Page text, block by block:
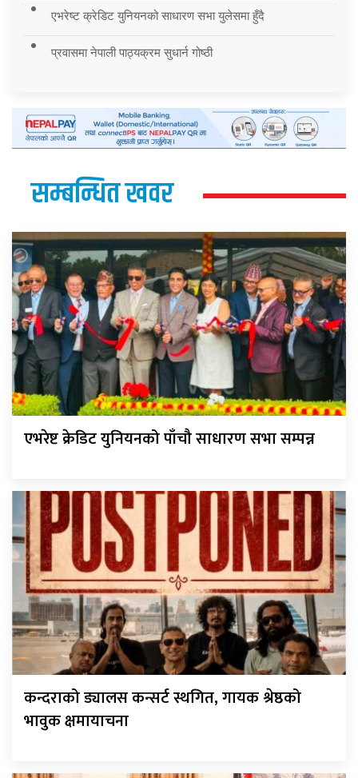
एभरेष्ट क्रेडिट युनियनको साधारण सभा युलेसमा हुँदै
प्रवासमा नेपाली पाठ्यक्रम सुधार्न गोष्ठी
सम्बन्धित खवर
एभरेष्ट क्रेडिट युनियनको पाँचौ साधारण सभा सम्पन्न
कन्दराको ड्यालस कन्सर्ट स्थगित, गायक श्रेष्ठको
भावुक क्षमायाचना